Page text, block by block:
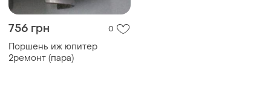
756 грн 0
Поршень иж юпитер
2ремонт (пара)